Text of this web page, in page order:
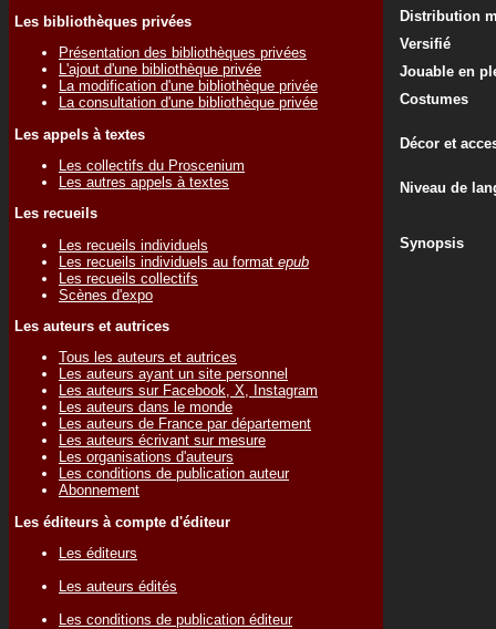
Les bibliothèques privées
Présentation des bibliothèques privées
L'ajout d'une bibliothèque privée
La modification d'une bibliothèque privée
La consultation d'une bibliothèque privée
Les appels à textes
Les collectifs du Proscenium
Les autres appels à textes
Les recueils
Les recueils individuels
Les recueils individuels au format epub
Les recueils collectifs
Scènes d'expo
Les auteurs et autrices
Tous les auteurs et autrices
Les auteurs ayant un site personnel
Les auteurs sur Facebook, X, Instagram
Les auteurs dans le monde
Les auteurs de France par département
Les auteurs écrivant sur mesure
Les organisations d'auteurs
Les conditions de publication auteur
Abonnement
Les éditeurs à compte d'éditeur
Les éditeurs
Les auteurs édités
Les conditions de publication éditeur
Distribution
Versifié
Jouable en
Costumes
Décor et
Niveau de
Synopsis